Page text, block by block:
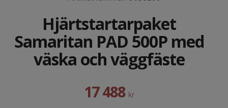
Hjärtstartarpaket
Samaritan PAD 500P med
väska och väggfäste
17 488 kr